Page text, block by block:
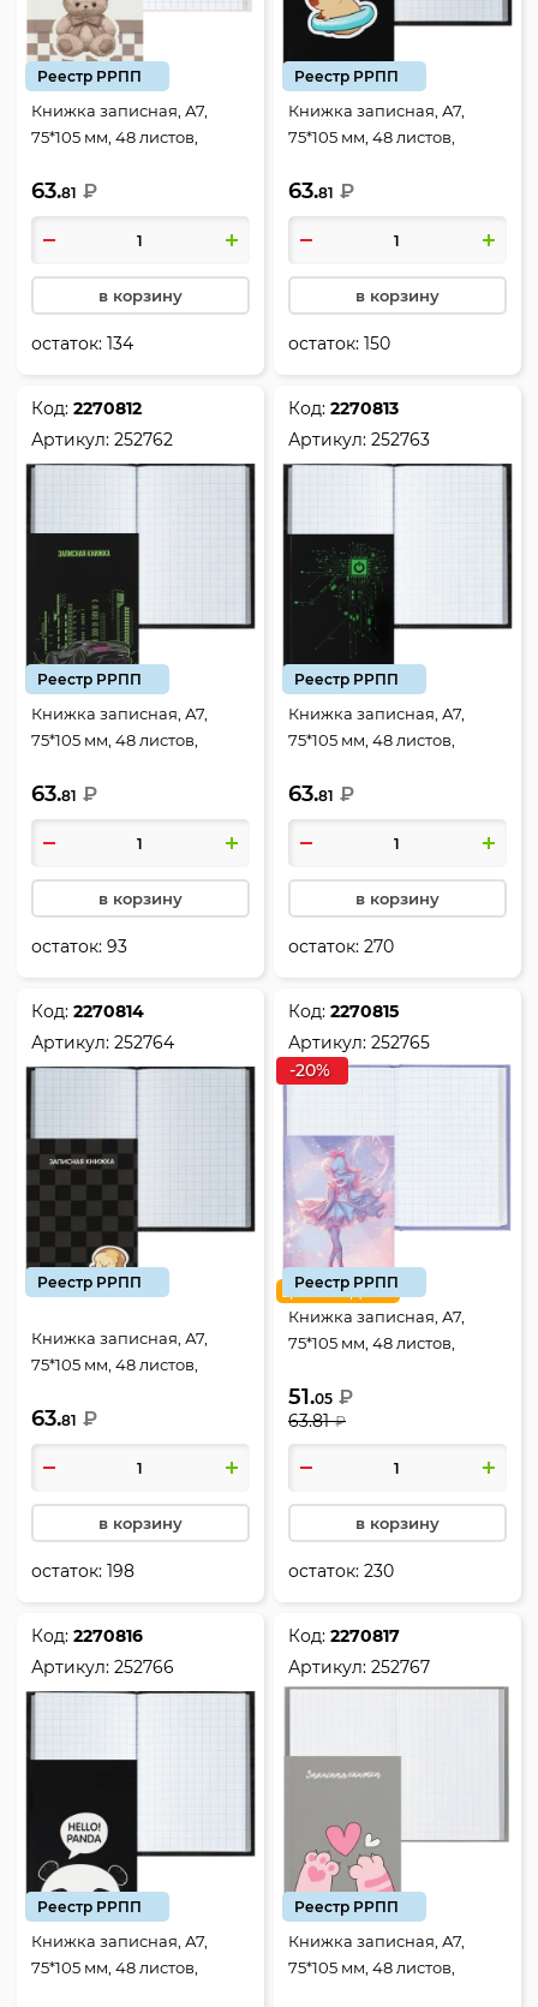
Реестр РРПП
Книжка записная, А7,
75*105 мм, 48 листов,
картон 7Бц, Bear, КОКОС,
252760
63.81 ₽
в корзину
остаток:134
Реестр РРПП
Книжка записная, А7,
75*105 мм, 48 листов,
картон 7Бц, Капибара на
черном, КОКОС, 252761
63.81 ₽
в корзину
остаток:150
Код:2270812
Артикул:252762
Реестр РРПП
Книжка записная, А7,
75*105 мм, 48 листов,
картон 7Бц, City car,
КОКОС, 252762
63.81 ₽
в корзину
остаток:93
Код:2270813
Артикул:252763
Реестр РРПП
Книжка записная, А7,
75*105 мм, 48 листов,
картон 7Бц, System,
КОКОС, 252763
63.81 ₽
в корзину
остаток:270
Код:2270814
Артикул:252764
Реестр РРПП
Книжка записная, А7,
75*105 мм, 48 листов,
картон 7Бц, Клетка,
КОКОС, 252764
63.81 ₽
в корзину
остаток:198
Код:2270815
Артикул:252765
-20%
цена недели
Реестр РРПП
Книжка записная, А7,
75*105 мм, 48 листов,
картон 7Бц, Magic
ballerina, КОКОС, 252765
51.05 ₽
63.81 ₽
в корзину
остаток:230
Код:2270816
Артикул:252766
Реестр РРПП
Книжка записная, А7,
75*105 мм, 48 листов,
Код:2270817
Артикул:252767
Реестр РРПП
Книжка записная, А7,
75*105 мм, 48 листов,